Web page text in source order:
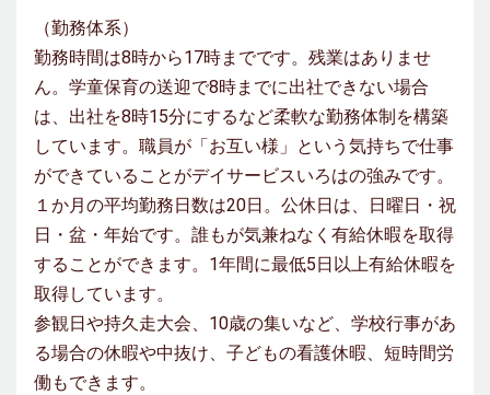
（勤務体系）
勤務時間は8時から17時までです。残業はありませ
ん。学童保育の送迎で8時までに出社できない場合
は、出社を8時15分にするなど柔軟な勤務体制を構築
しています。職員が「お互い様」という気持ちで仕事
ができていることがデイサービスいろはの強みです。
１か月の平均勤務日数は20日。公休日は、日曜日・祝
日・盆・年始です。誰もが気兼ねなく有給休暇を取得
することができます。1年間に最低5日以上有給休暇を
取得しています。
参観日や持久走大会、10歳の集いなど、学校行事があ
る場合の休暇や中抜け、子どもの看護休暇、短時間労
働もできます。